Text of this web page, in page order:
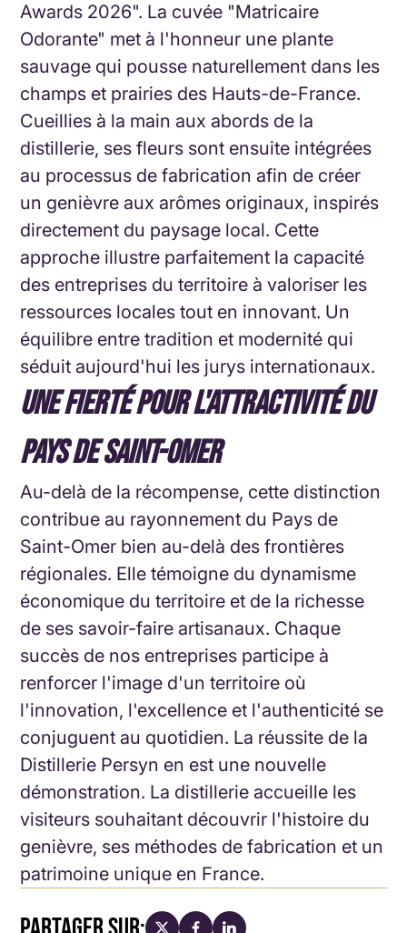
Awards 2026". La cuvée "Matricaire
Odorante" met à l'honneur une plante
sauvage qui pousse naturellement dans les
champs et prairies des Hauts-de-France.
Cueillies à la main aux abords de la
distillerie, ses fleurs sont ensuite intégrées
au processus de fabrication afin de créer
un genièvre aux arômes originaux, inspirés
directement du paysage local. Cette
approche illustre parfaitement la capacité
des entreprises du territoire à valoriser les
ressources locales tout en innovant. Un
équilibre entre tradition et modernité qui
séduit aujourd'hui les jurys internationaux.
UNE FIERTÉ POUR L'ATTRACTIVITÉ DU
PAYS DE SAINT-OMER
Au-delà de la récompense, cette distinction
contribue au rayonnement du Pays de
Saint-Omer bien au-delà des frontières
régionales. Elle témoigne du dynamisme
économique du territoire et de la richesse
de ses savoir-faire artisanaux. Chaque
succès de nos entreprises participe à
renforcer l'image d'un territoire où
l'innovation, l'excellence et l'authenticité se
conjuguent au quotidien. La réussite de la
Distillerie Persyn en est une nouvelle
démonstration. La distillerie accueille les
visiteurs souhaitant découvrir l'histoire du
genièvre, ses méthodes de fabrication et un
patrimoine unique en France.